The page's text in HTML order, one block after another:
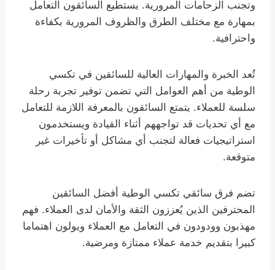
وتجنب الزحامات المرورية. يستطيع السائقون التعامل
بمهارة مع مختلف الطرق والظروف المرورية بكفاءة
واحترافية.
تُعد الخبرة والمهارات العالية للسائقين في تكسي
الوطية من أهم العوامل التي تضمن توفير تجربة رحلة
سلسة للعملاء. يتمتع السائقون بالمعرفة اللازمة للتعامل
مع أي تحديات قد تواجههم أثناء القيادة ويستخدمون
استراتيجيات فعالة لتجنب أي مشاكل أو تأخيرات غير
متوقعة.
تضم فرق سائقي تكسي الوطية أفضل السائقين
المحترفين الذين يُعززون الثقة والأمان لدى العملاء. فهم
مهذبون وودودون في التعامل مع العملاء ويولون اهتماما
كبيرا بتقديم خدمة عملاء ممتازة ومرضية.